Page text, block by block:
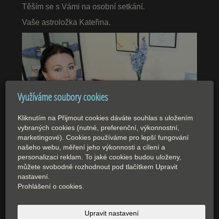
Těším se s Vámi na osobní setkání.
Vaše astroložka Kateřina.
Využíváme soubory cookies
Kliknutím na Přijmout cookies dáváte souhlas s uložením
vybraných cookies (nutné, preferenční, výkonnostní,
marketingové). Cookies používáme pro lepší fungování
našeho webu, měření jeho výkonnosti a cílení a
personalizaci reklam. To jaké cookies budou uloženy,
můžete svobodně rozhodnout pod tlačítkem Upravit
nastavení.
Prohlášení o cookies.
Upravit nastavení